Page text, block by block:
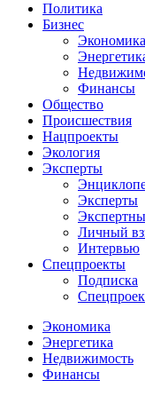
Политика
Бизнес
Экономика
Финансы
Общество
Происшествия
Нацпроекты
Экология
Эксперты
Эксперты
Личный
Интервью
Спецпроекты
Подписка
Экономика
Энергетика
Недвижимость
Финансы